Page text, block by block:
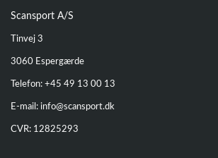
Scansport A/S
Tinvej 3
3060 Espergærde
Telefon: +45 49 13 00 13
E-mail: info@scansport.dk
CVR: 12825293